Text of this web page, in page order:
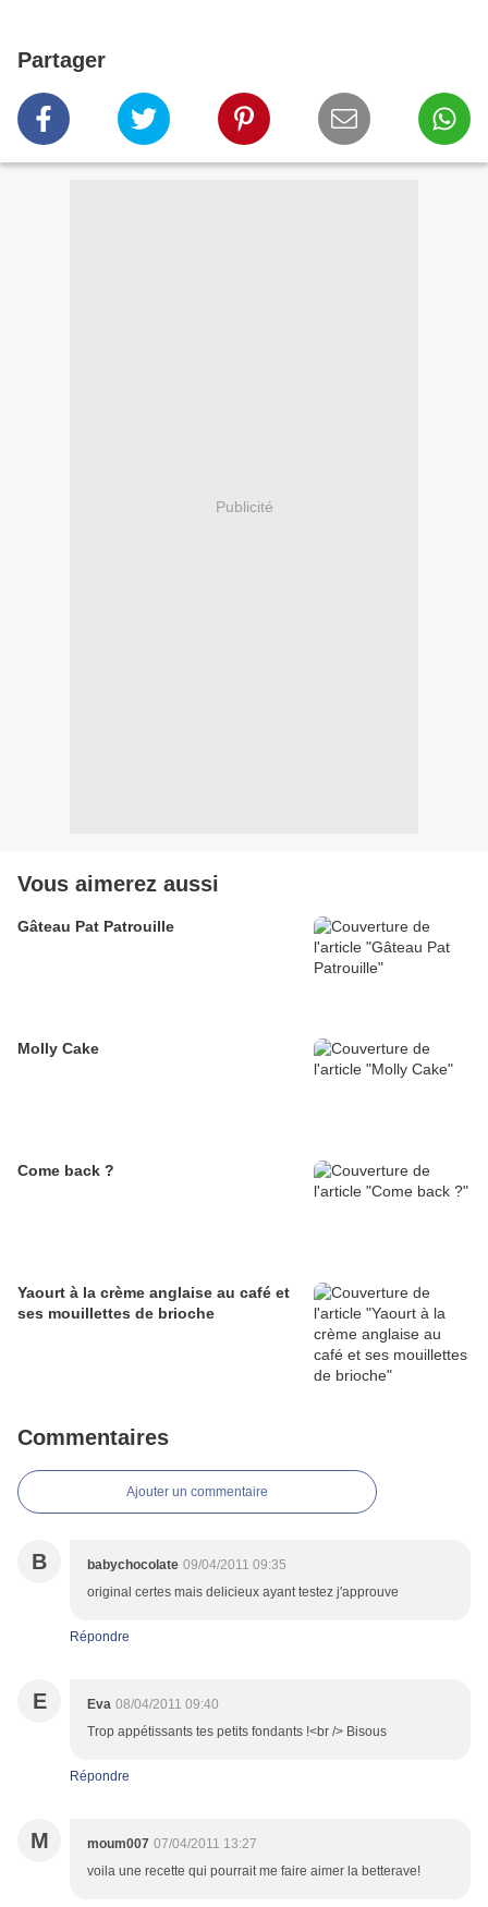
Partager
Publicité
Vous aimerez aussi
Gâteau Pat Patrouille
Molly Cake
Come back ?
Yaourt à la crème anglaise au café et
ses mouillettes de brioche
Commentaires
Ajouter un commentaire
B babychocolate 09/04/2011 09:35
original certes mais delicieux ayant testez j'approuve
Répondre
E Eva 08/04/2011 09:40
Trop appétissants tes petits fondants !<br /> Bisous
Répondre
M moum007 07/04/2011 13:27
voila une recette qui pourrait me faire aimer la betterave!